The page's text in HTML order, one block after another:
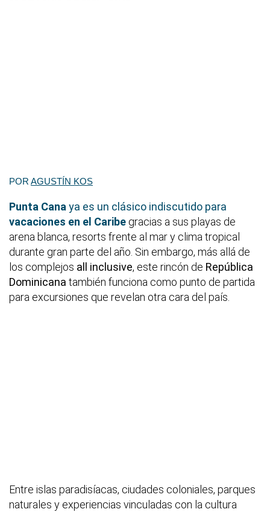
POR AGUSTÍN KOS
Punta Cana ya es un clásico indiscutido para
vacaciones en el Caribe gracias a sus playas de
arena blanca, resorts frente al mar y clima tropical
durante gran parte del año. Sin embargo, más allá de
los complejos all inclusive, este rincón de República
Dominicana también funciona como punto de partida
para excursiones que revelan otra cara del país.
Entre islas paradisíacas, ciudades coloniales, parques
naturales y experiencias vinculadas con la cultura